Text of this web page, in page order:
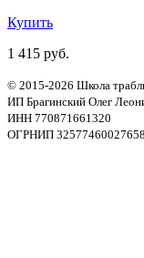
Купить
1 415 руб.
© 2015-2026 Школа
ИП Брагинский Олег
ИНН 770871661320
ОГРНИП